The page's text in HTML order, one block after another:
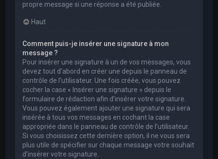
propre message si une réponse a été publiée.
Haut
Comment puis-je insérer une signature à mon
message ?
Pour insérer une signature à un de vos messages, vous
devez tout d’abord en créer une depuis le panneau de
contrôle de l’utilisateur. Une fois créée, vous pouvez
cocher la case « Insérer une signature » depuis le
formulaire de rédaction afin d’insérer votre signature.
Vous pouvez également ajouter une signature qui sera
insérée à tous vos messages en cochant la case
appropriée dans le panneau de contrôle de l’utilisateur.
Si vous choisissez cette dernière option, il ne vous sera
plus utile de spécifier sur chaque message votre souhait
d’insérer votre signature.